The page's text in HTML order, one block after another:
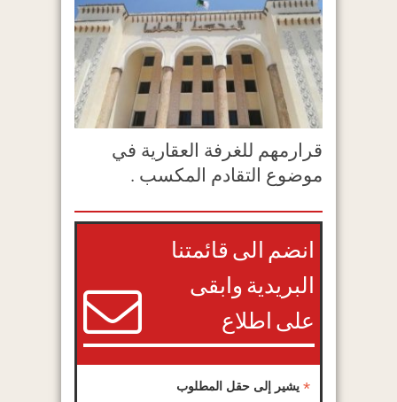
قرارمهم للغرفة العقارية في
موضوع التقادم المكسب .
انضم الى قائمتنا
البريدية وابقى
على اطلاع
*يشير إلى حقل المطلوب